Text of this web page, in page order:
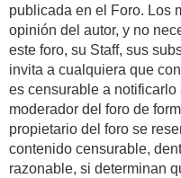
publicada en el Foro. Los
opinión del autor, y no
este foro, su Staff, sus
invita a cualquiera que
es censurable a
moderador del foro de
propietario del foro se
contenido censurable,
razonable, si determinan